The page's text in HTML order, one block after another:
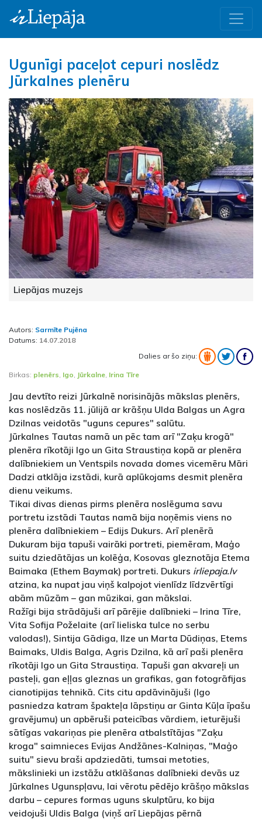
Ugunīgi paceļot cepuri noslēdz
Jūrkalnes plenēru
Liepājas muzejs
Autors: Sarmīte Pujēna
Datums: 14.07.2018
Dalies ar šo ziņu:
Birkas: plenērs, Igo, Jūrkalne, Irina Tīre
Jau devtīto reizi Jūrkalnē norisinājās mākslas plenērs,
kas noslēdzās 11. jūlijā ar krāšņu Ulda Balgas un Agra
Dzilnas veidotās "uguns cepures" salūtu.
Jūrkalnes Tautas namā un pēc tam arī "Zaķu krogā"
plenēra rīkotāji Igo un Gita Straustiņa kopā ar plenēra
dalībniekiem un Ventspils novada domes vicemēru Māri
Dadzi atklāja izstādi, kurā aplūkojams desmit plenēra
dienu veikums.
Tikai divas dienas pirms plenēra noslēguma savu
portretu izstādi Tautas namā bija noņēmis viens no
plenēra dalībniekiem – Edijs Dukurs. Arī plenērā
Dukuram bija tapuši vairāki portreti, piemēram, Maģo
suitu dziedātājas un kolēģa, Kosovas gleznotāja Etema
Baimaka (Ethem Baymak) portreti. Dukurs irliepaja.lv
atzina, ka nupat jau viņš kalpojot vienlīdz līdzvērtīgi
abām mūzām – gan mūzikai, gan mākslai.
Ražīgi bija strādājuši arī pārējie dalībnieki – Irina Tīre,
Vita Sofija Poželaite (arī lieliska tulce no serbu
valodas!), Sintija Gādiga, Ilze un Marta Dūdiņas, Etems
Baimaks, Uldis Balga, Agris Dzilna, kā arī paši plenēra
rīkotāji Igo un Gita Straustiņa. Tapuši gan akvareļi un
pasteļi, gan eļļas gleznas un grafikas, gan fotogrāfijas
cianotipijas tehnikā. Cits citu apdāvinājuši (Igo
pasniedza katram špakteļa lāpstiņu ar Ginta Kūļa īpašu
gravējumu) un apbēruši pateicības vārdiem, ieturējuši
sātīgas vakariņas pie plenēra atbalstītājas "Zaķu
kroga" saimnieces Evijas Andžānes-Kalniņas, "Maģo
suitu" sievu braši apdziedāti, tumsai metoties,
mākslinieki un izstāžu atklāšanas dalībnieki devās uz
Jūrkalnes Ugunspļavu, lai vērotu pēdējo krāšņo mākslas
darbu – cepures formas uguns skulptūru, ko bija
veidojuši Uldis Balga (viņš arī Liepājas pērnā